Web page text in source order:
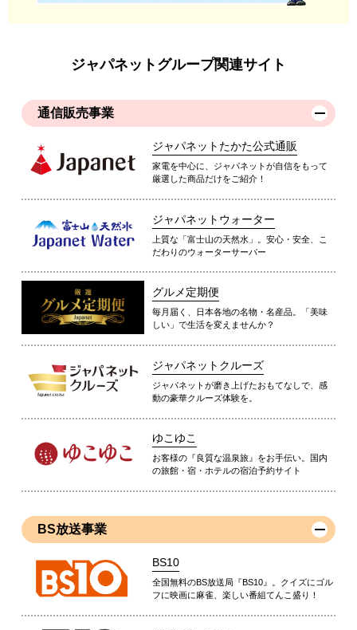
ジャパネットグループ関連サイト
通信販売事業
ジャパネットたかた公式通販
家電を中心に、ジャパネットが自信をもって
厳選した商品だけをご紹介！
ジャパネットウォーター
上質な「富士山の天然水」。安心・安全、こ
だわりのウォーターサーバー
グルメ定期便
毎月届く、日本各地の名物・名産品。「美味
しい」で生活を変えませんか？
ジャパネットクルーズ
ジャパネットが磨き上げたおもてなしで、感
動の豪華クルーズ体験を。
ゆこゆこ
お客様の『良質な温泉旅』をお手伝い。国内
の旅館・宿・ホテルの宿泊予約サイト
BS放送事業
BS10
全国無料のBS放送局『BS10』。クイズにゴル
フに映画に麻雀、楽しい番組てんこ盛り！